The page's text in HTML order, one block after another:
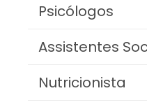
Psicólogos
Assistentes
Nutricionista